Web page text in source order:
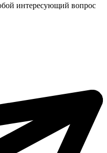
интересующий вопрос